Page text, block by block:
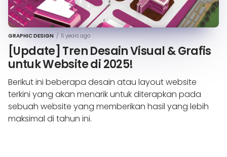
GRAPHIC DESIGN / 5 years ago
[Update] Tren Desain Visual & Grafis
untuk Website di 2025!
Berikut ini beberapa desain atau layout website
terkini yang akan menarik untuk diterapkan pada
sebuah website yang memberikan hasil yang lebih
maksimal di tahun ini.